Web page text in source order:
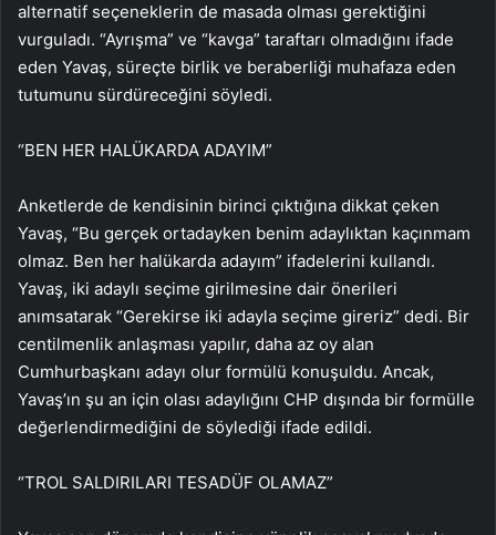
alternatif seçeneklerin de masada olması gerektiğini
vurguladı. “Ayrışma” ve “kavga” taraftarı olmadığını ifade
eden Yavaş, süreçte birlik ve beraberliği muhafaza eden
tutumunu sürdüreceğini söyledi.
“BEN HER HALÜKARDA ADAYIM”
Anketlerde de kendisinin birinci çıktığına dikkat çeken
Yavaş, “Bu gerçek ortadayken benim adaylıktan kaçınmam
olmaz. Ben her halükarda adayım” ifadelerini kullandı.
Yavaş, iki adaylı seçime girilmesine dair önerileri
anımsatarak “Gerekirse iki adayla seçime gireriz” dedi. Bir
centilmenlik anlaşması yapılır, daha az oy alan
Cumhurbaşkanı adayı olur formülü konuşuldu. Ancak,
Yavaş’ın şu an için olası adaylığını CHP dışında bir formülle
değerlendirmediğini de söylediği ifade edildi.
“TROL SALDIRILARI TESADÜF OLAMAZ”